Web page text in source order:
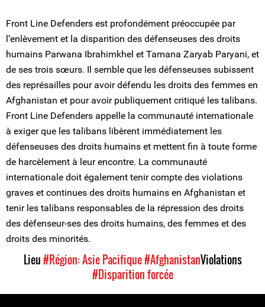
Front Line Defenders est profondément préoccupée par
l’enlèvement et la disparition des défenseuses des droits
humains Parwana Ibrahimkhel et Tamana Zaryab Paryani, et
de ses trois sœurs. Il semble que les défenseuses subissent
des représailles pour avoir défendu les droits des femmes en
Afghanistan et pour avoir publiquement critiqué les talibans.
Front Line Defenders appelle la communauté internationale
à exiger que les talibans libèrent immédiatement les
défenseuses des droits humains et mettent fin à toute forme
de harcèlement à leur encontre. La communauté
internationale doit également tenir compte des violations
graves et continues des droits humains en Afghanistan et
tenir les talibans responsables de la répression des droits
des défenseur-ses des droits humains, des femmes et des
droits des minorités.
Lieu#Région: Asie Pacifique#AfghanistanViolations
#Disparition forcée